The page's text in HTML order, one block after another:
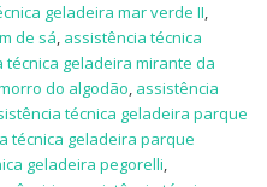
geladeira mar verde II,
de sá, assistência técnica
técnica geladeira mirante da
do algodão, assistência
técnica geladeira parque
técnica geladeira parque
geladeira pegorelli,